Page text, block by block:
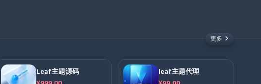
更多
Leaf主题源码
leaf主题代理